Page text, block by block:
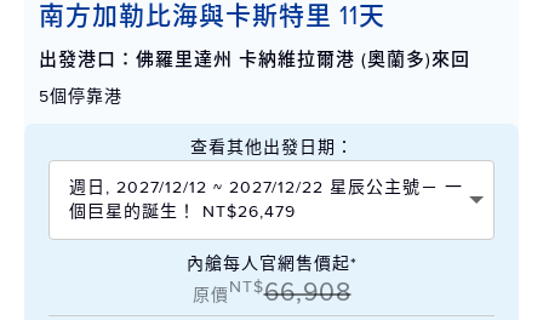
南方加勒比海與卡斯特里 11天
出發港口：佛羅里達州 卡納維拉爾港 (奧蘭多)來回
5個停靠港
查看其他出發日期：
週日, 2027/12/12 ~ 2027/12/22 星辰公主號－ 一
個巨星的誕生！ NT$26,479
內艙每人官網售價起*
原價NT$66,908